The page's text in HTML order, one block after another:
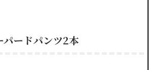
ードパンツ2本